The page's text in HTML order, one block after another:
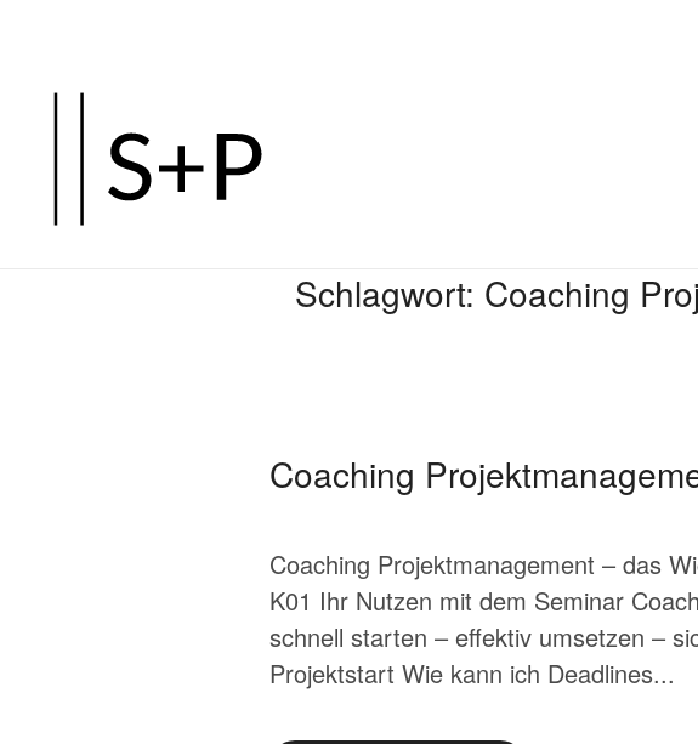
springen
Schlagwort: Coaching
Coaching
Coaching Projektmanagement – das
K01 Ihr Nutzen mit dem Seminar
schnell starten – effektiv umsetzen –
Projektstart Wie kann ich Deadlines...